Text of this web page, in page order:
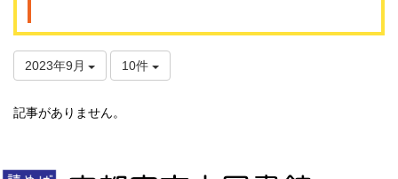
2023年9月 10件
記事がありません。